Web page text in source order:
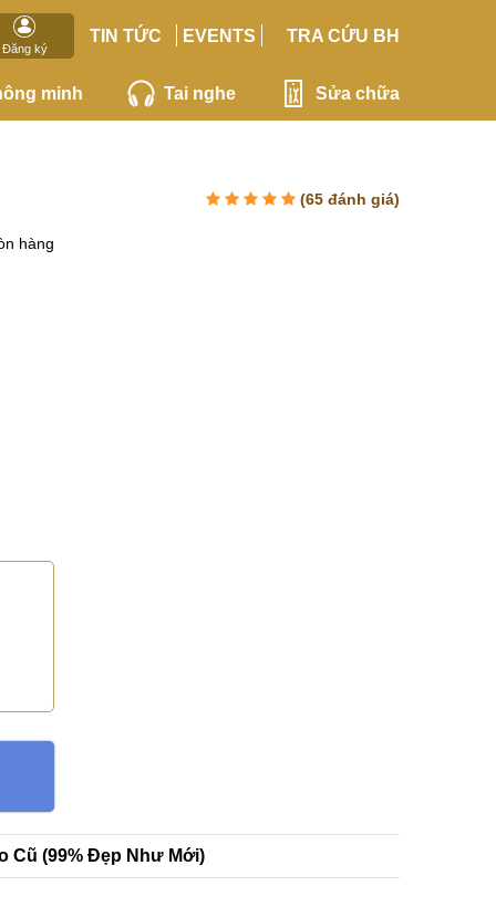
Đăng ký
TIN TỨC EVENTS TRA CỨU BH
minh Tai nghe Sửa chữa
(65 đánh giá)
hàng
Cũ (99% Đẹp Như Mới)